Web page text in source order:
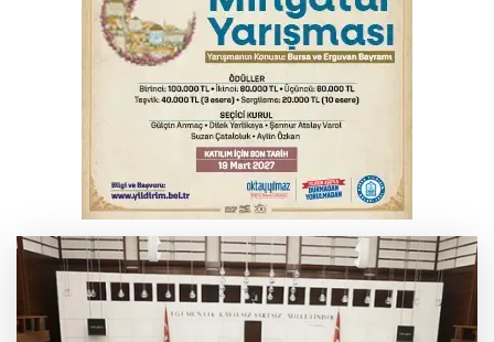
Serbest piyasada döviz fiyatları
Osmangazi’de kaldırım işgaline geçit yok
Serbest piyasada altın fiyatları...